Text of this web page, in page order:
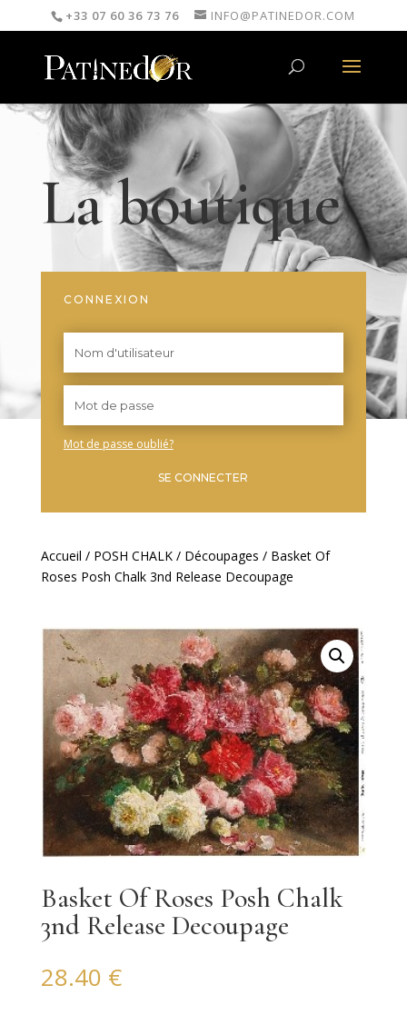
+33 07 60 36 73 76 INFO@PATINEDOR.COM
La boutique
CONNEXION
Mot de passe oublié?
SE CONNECTER
Accueil / POSH CHALK/ Découpages / Basket Of
Roses Posh Chalk 3nd Release Decoupage
Basket Of Roses Posh Chalk
3nd Release Decoupage
28.40 €